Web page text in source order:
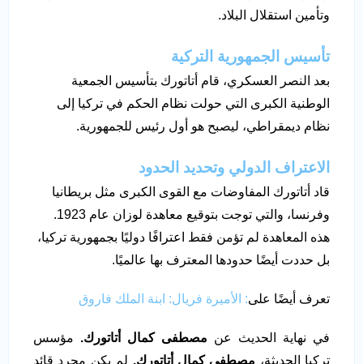
وتأمين استقلال البلاد.
تأسيس الجمهورية التركية
بعد النصر العسكري، قام أتاتورك بتأسيس الجمعية
الوطنية الكبرى التي حولت نظام الحكم في تركيا إلى
نظام ديمقراطي، ليصبح هو أول رئيس للجمهورية.
الاعتراف الدولي وتحديد الحدود
قاد أتاتورك المفاوضات مع القوى الكبرى مثل بريطانيا
وفرنسا، والتي توجت بتوقيع معاهدة لوزان عام 1923.
هذه المعاهدة لم تؤمن فقط اعترافًا دوليًا بجمهورية تركيا،
بل حددت أيضًا حدودها المعترف بها عالميًا.
تعرف أيضًا على: الأميرة فريال: ابنة الملك فاروق
في نهاية الحديث عن مصطفى كمال أتاتورك. مؤسس
تركيا الحديثة، مصطفى كمال أتاتورك. لم يكن مجرد قائد